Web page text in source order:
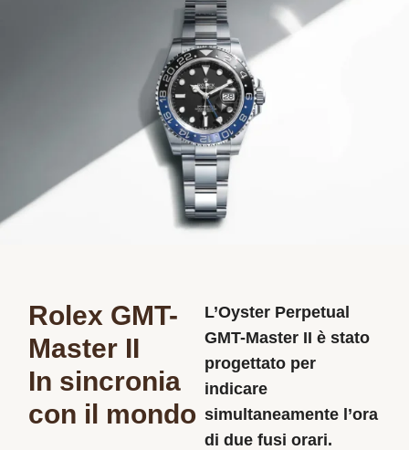
Rolex GMT-
Master II
In sincronia
con il mondo
L’Oyster Perpetual
GMT-Master II è stato
progettato per
indicare
simultaneamente l’ora
di due fusi orari.